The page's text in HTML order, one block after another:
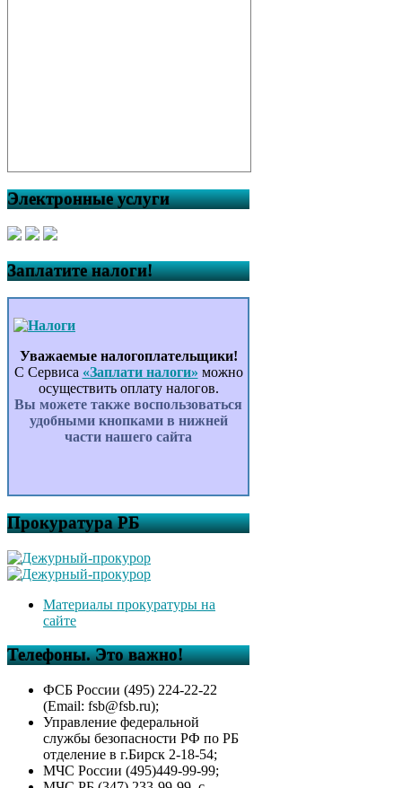
Электронные услуги
Заплатите налоги!
Уважаемые налогоплательщики!
С Сервиса «Заплати налоги» можно
осуществить оплату налогов.
Вы можете также воспользоваться
удобными кнопками в нижней
части нашего сайта
Прокуратура РБ
Материалы прокуратуры на
сайте
Телефоны. Это важно!
ФСБ России (495) 224-22-22
(Email: fsb@fsb.ru);
Управление федеральной
службы безопасности РФ по РБ
отделение в г.Бирск 2-18-54;
МЧС России (495)449-99-99;